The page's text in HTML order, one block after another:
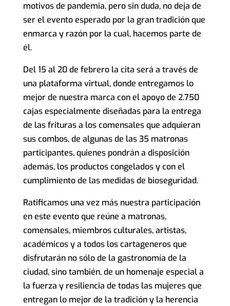
motivos de pandemia, pero sin duda, no deja de
ser el evento esperado por la gran tradición que
enmarca y razón por la cual, hacemos parte de
él.
Del 15 al 20 de febrero la cita será a través de
una plataforma virtual, donde entregamos lo
mejor de nuestra marca con el apoyo de 2.750
cajas especialmente diseñadas para la entrega
de las frituras a los comensales que adquieran
sus combos, de algunas de las 35 matronas
participantes, quienes pondrán a disposición
además, los productos congelados y con el
cumplimiento de las medidas de bioseguridad.
Ratificamos una vez más nuestra participación
en este evento que reúne a matronas,
comensales, miembros culturales, artistas,
académicos y a todos los cartageneros que
disfrutarán no sólo de la gastronomía de la
ciudad, sino también, de un homenaje especial a
la fuerza y resiliencia de todas las mujeres que
entregan lo mejor de la tradición y la herencia